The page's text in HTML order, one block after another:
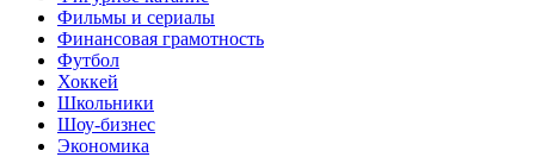
Фильмы и сериалы
Финансовая грамотность
Футбол
Хоккей
Школьники
Шоу-бизнес
Экономика